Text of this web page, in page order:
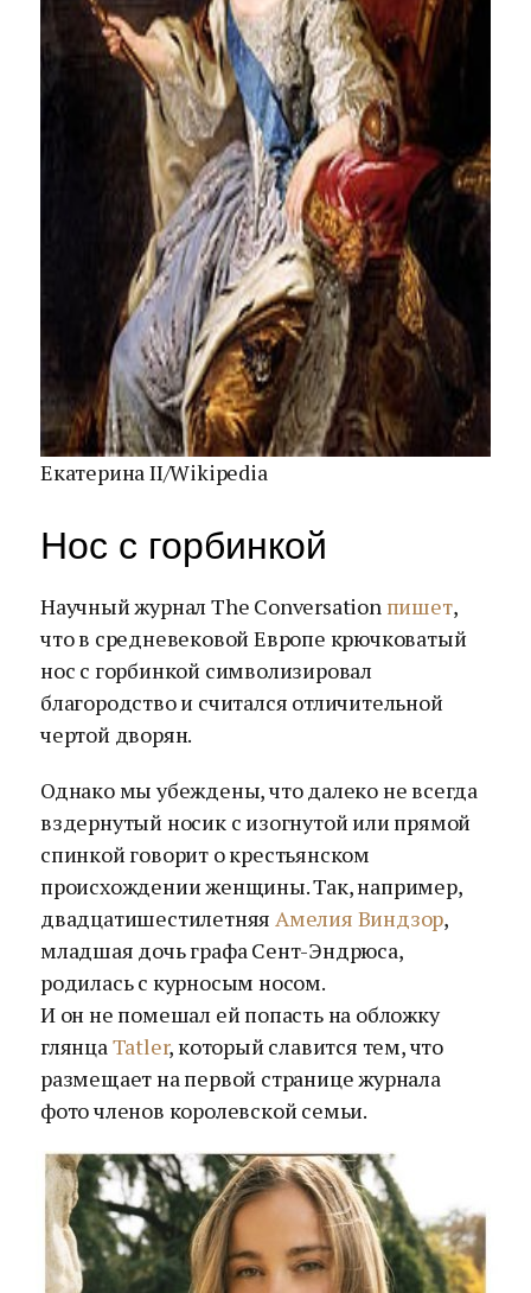
Екатерина II/Wikipedia
Нос с горбинкой
Научный журнал The Conversation пишет,
что в средневековой Европе крючковатый
нос с горбинкой символизировал
благородство и считался отличительной
чертой дворян.
Однако мы убеждены, что далеко не всегда
вздернутый носик с изогнутой или прямой
спинкой говорит о крестьянском
происхождении женщины. Так, например,
двадцатишестилетняяАмелия Виндзор,
младшая дочь графа Сент-Эндрюса,
родилась с курносым носом.
И он не помешал ей попасть на обложку
глянцаTatler, который славится тем, что
размещает на первой странице журнала
фото членов королевской семьи.